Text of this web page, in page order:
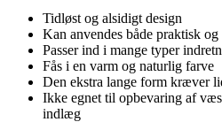
Tidløst og alsidigt design
Kan anvendes både praktisk
Passer ind i mange typer
Fås i en varm og naturlig farve
Den ekstra lange form kræver
Ikke egnet til opbevaring af
indlæg